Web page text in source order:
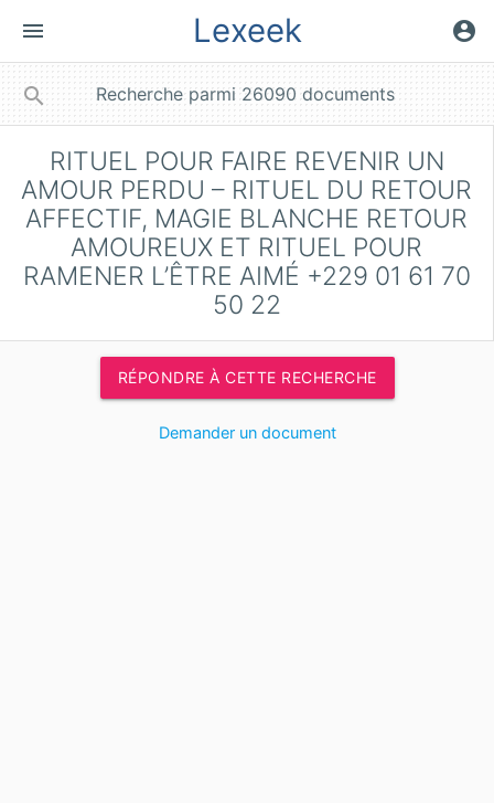
menu Lexeek account_circle
search
RITUEL POUR FAIRE REVENIR UN
AMOUR PERDU – RITUEL DU RETOUR
AFFECTIF, MAGIE BLANCHE RETOUR
AMOUREUX ET RITUEL POUR
RAMENER L’ÊTRE AIMÉ +229 01 61 70
50 22
RÉPONDRE À CETTE RECHERCHE
Demander un document